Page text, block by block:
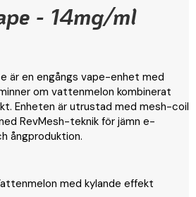
- 14mg/ml
är en engångs vape-enhet med
om vattenmelon kombinerat
Enheten är utrustad med mesh-coil
RevMesh-teknik för jämn e-
ångproduktion.
med kylande effekt